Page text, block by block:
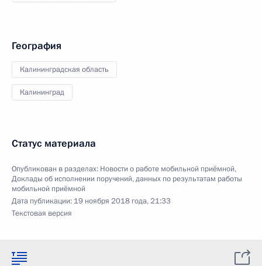
География
Калининградская область
Калининград
Статус материала
Опубликован в разделах: Новости о работе мобильной приёмной,
Доклады об исполнении поручений, данных по результатам работы
мобильной приёмной
Дата публикации: 19 ноября 2018 года, 21:33
Текстовая версия